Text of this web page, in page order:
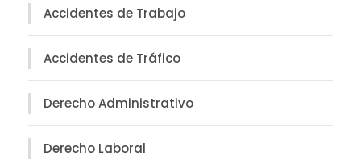
Accidentes de Trabajo
Accidentes de Tráfico
Derecho Administrativo
Derecho Laboral